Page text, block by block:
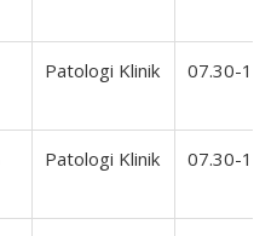
Patologi Klinik 07.30-
Patologi Klinik 07.30-